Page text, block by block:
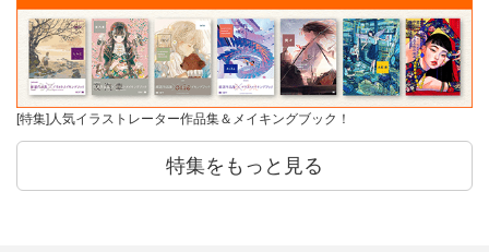
[特集]人気イラストレーター作品集＆メイキングブック！
特集をもっと見る